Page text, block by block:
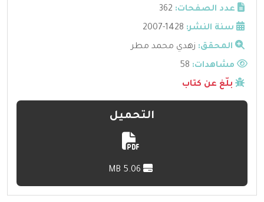
عدد الصفحات: 362
سنة النشر: 1428-2007
المحقق: زهدي محمد مطر
مشاهدات:
بلّغ عن كتاب
التحميل